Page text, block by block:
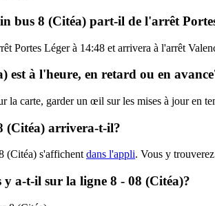
bus 8 (Citéa) part-il de l'arrêt
Portes Léger à 14:48 et arrivera à l'arrêt
est à l'heure, en retard ou en
la carte, garder un œil sur les mises à jour en
(Citéa) arrivera-t-il?
(Citéa) s'affichent dans l'appli. Vous y
a-t-il sur la ligne 8 - 08 (Citéa)?